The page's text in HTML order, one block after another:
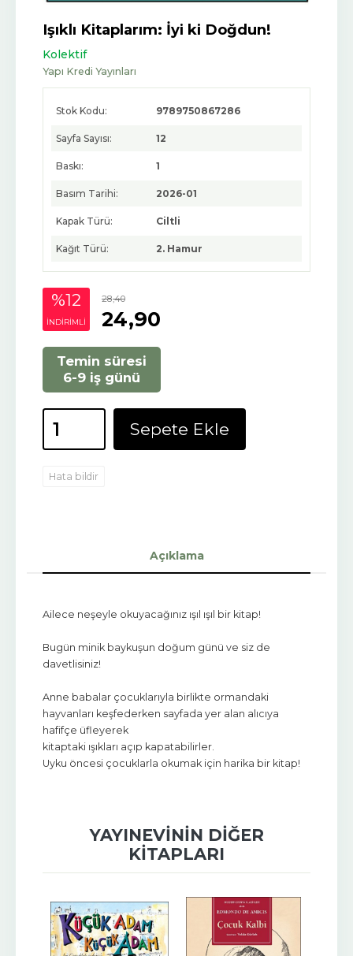
Işıklı Kitaplarım: İyi ki Doğdun!
Kolektif
Yapı Kredi Yayınları
Stok Kodu: 9789750867286
Sayfa Sayısı: 12
Baskı: 1
Basım Tarihi: 2026-01
Kapak Türü: Ciltli
Kağıt Türü: 2. Hamur
%12
INDIRIMLI
28,40
24,90
Temin süresi
6-9 iş günü
Sepete Ekle
Hata bildir
Açıklama
Ailece neşeyle okuyacağınız ışıl ışıl bir kitap!
Bugün minik baykuşun doğum günü ve siz de
davetlisiniz!
Anne babalar çocuklarıyla birlikte ormandaki
hayvanları keşfederken sayfada yer alan alıcıya
hafifçe üfleyerek
kitaptaki ışıkları açıp kapatabilirler.
Uyku öncesi çocuklarla okumak için harika bir kitap!
YAYINEVININ DIĞER
KITAPLARI